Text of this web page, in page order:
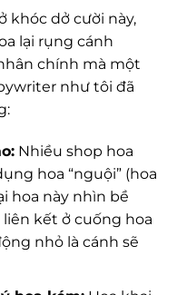
khóc dở cười này,
lại rụng cánh
chính mà một
như tôi đã
Nhiều shop hoa
hoa “nguội” (hoa
hoa này nhìn bề
kết ở cuống hoa
nhỏ là cánh sẽ